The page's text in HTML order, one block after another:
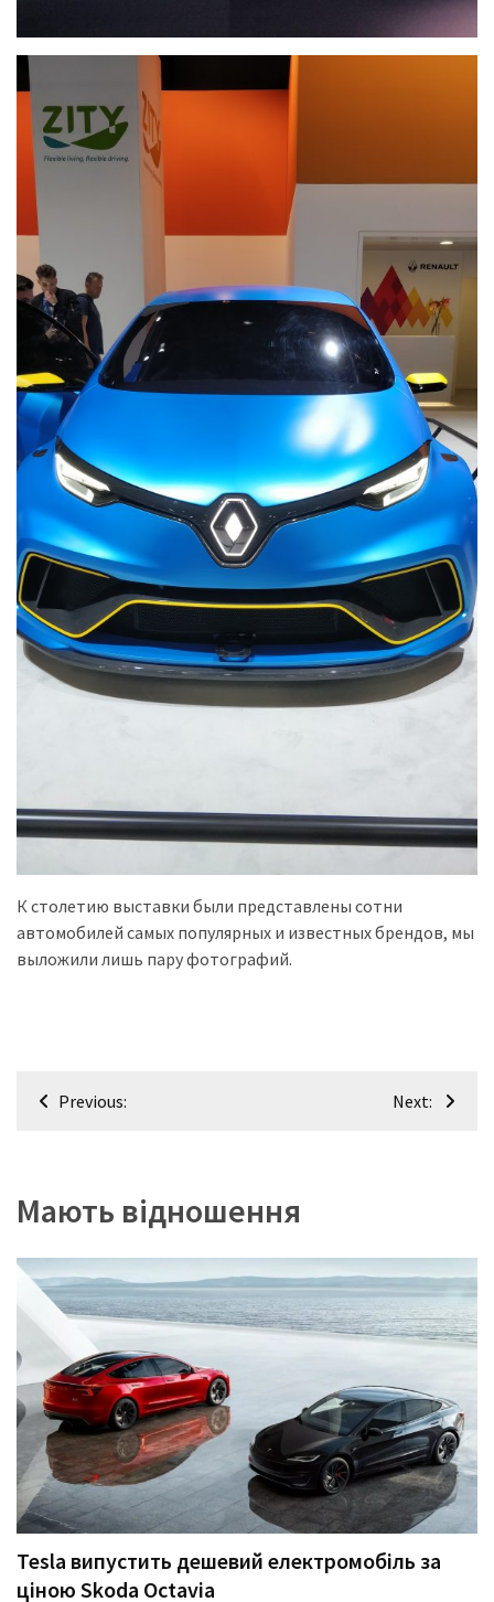
К столетию выставки были представлены сотни
автомобилей самых популярных и известных брендов, мы
выложили лишь пару фотографий.
Навігація
Previous: Next:
Мають відношення
Tesla випустить дешевий електромобіль за
ціною Skoda Octavia